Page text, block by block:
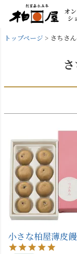
オ
シ
トップページ さちさ
小さな柏屋薄皮